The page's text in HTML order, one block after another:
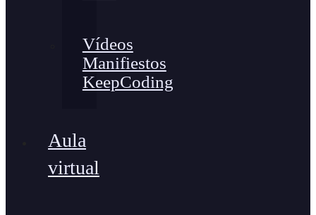
Vídeos
Manifiestos
KeepCoding
Aula
virtual